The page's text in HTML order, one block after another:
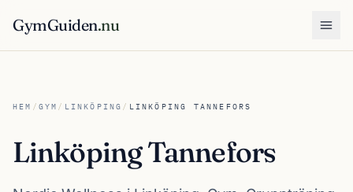
GymGuiden.nu
HEM / GYM / LINKÖPING / LINKÖPING TANNEFORS
Linköping Tannefors